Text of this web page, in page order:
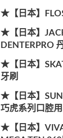
★【日本】
★【日本】
DENTERPRO
★【日本】
牙刷
★【日本】
巧虎系列口腔
★【日本】